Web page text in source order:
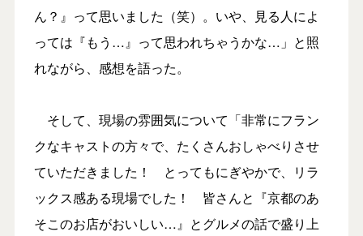
ん？』って思いました（笑）。いや、見る人によ
っては『もう…』って思われちゃうかな…」と照
れながら、感想を語った。
そして、現場の雰囲気について「非常にフラン
クなキャストの方々で、たくさんおしゃべりさせ
ていただきました！ とってもにぎやかで、リラ
ックス感ある現場でした！ 皆さんと『京都のあ
そこのお店がおいしい…』とグルメの話で盛り上